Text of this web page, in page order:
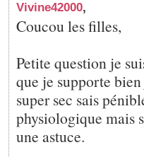
Vivine42000,
Coucou les filles,
Petite question je
que je supporte
super sec sais
physiologique mais
une astuce.